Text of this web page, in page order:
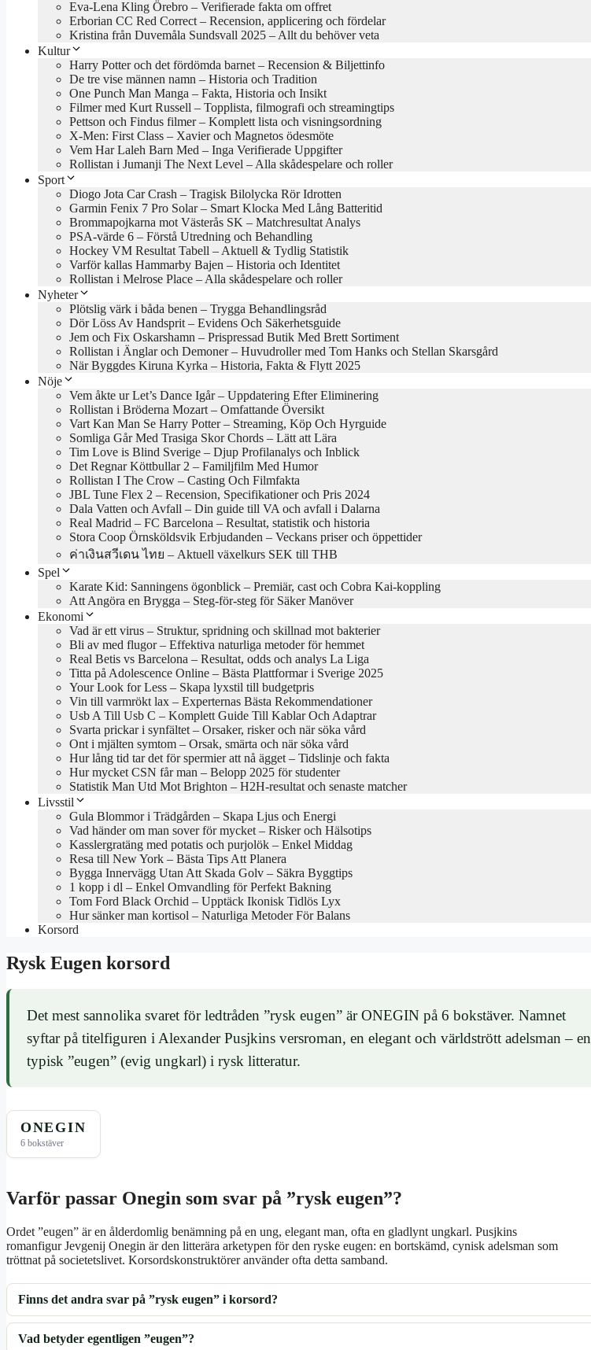
Eva-Lena Kling Örebro – Verifierade fakta om offret
Erborian CC Red Correct – Recension, applicering och fördelar
Kristina från Duvemåla Sundsvall 2025 – Allt du behöver veta
Kultur
Harry Potter och det fördömda barnet – Recension & Biljettinfo
De tre vise männen namn – Historia och Tradition
One Punch Man Manga – Fakta, Historia och Insikt
Filmer med Kurt Russell – Topplista, filmografi och streamingtips
Pettson och Findus filmer – Komplett lista och visningsordning
X-Men: First Class – Xavier och Magnetos ödesmöte
Vem Har Laleh Barn Med – Inga Verifierade Uppgifter
Rollistan i Jumanji The Next Level – Alla skådespelare och roller
Sport
Diogo Jota Car Crash – Tragisk Bilolycka Rör Idrotten
Garmin Fenix 7 Pro Solar – Smart Klocka Med Lång Batteritid
Brommapojkarna mot Västerås SK – Matchresultat Analys
PSA-värde 6 – Förstå Utredning och Behandling
Hockey VM Resultat Tabell – Aktuell & Tydlig Statistik
Varför kallas Hammarby Bajen – Historia och Identitet
Rollistan i Melrose Place – Alla skådespelare och roller
Nyheter
Plötslig värk i båda benen – Trygga Behandlingsråd
Dör Löss Av Handsprit – Evidens Och Säkerhetsguide
Jem och Fix Oskarshamn – Prispressad Butik Med Brett Sortiment
Rollistan i Änglar och Demoner – Huvudroller med Tom Hanks och Stellan Skarsgård
När Byggdes Kiruna Kyrka – Historia, Fakta & Flytt 2025
Nöje
Vem åkte ur Let’s Dance Igår – Uppdatering Efter Eliminering
Rollistan i Bröderna Mozart – Omfattande Översikt
Vart Kan Man Se Harry Potter – Streaming, Köp Och Hyrguide
Somliga Går Med Trasiga Skor Chords – Lätt att Lära
Tim Love is Blind Sverige – Djup Profilanalys och Inblick
Det Regnar Köttbullar 2 – Familjfilm Med Humor
Rollistan I The Crow – Casting Och Filmfakta
JBL Tune Flex 2 – Recension, Specifikationer och Pris 2024
Dala Vatten och Avfall – Din guide till VA och avfall i Dalarna
Real Madrid – FC Barcelona – Resultat, statistik och historia
Stora Coop Örnsköldsvik Erbjudanden – Veckans priser och öppettider
ค่าเงินสวีเดน ไทย – Aktuell växelkurs SEK till THB
Spel
Karate Kid: Sanningens ögonblick – Premiär, cast och Cobra Kai-koppling
Att Angöra en Brygga – Steg-för-steg för Säker Manöver
Ekonomi
Vad är ett virus – Struktur, spridning och skillnad mot bakterier
Bli av med flugor – Effektiva naturliga metoder för hemmet
Real Betis vs Barcelona – Resultat, odds och analys La Liga
Titta på Adolescence Online – Bästa Plattformar i Sverige 2025
Your Look for Less – Skapa lyxstil till budgetpris
Vin till varmrökt lax – Experternas Bästa Rekommendationer
Usb A Till Usb C – Komplett Guide Till Kablar Och Adaptrar
Svarta prickar i synfältet – Orsaker, risker och när söka vård
Ont i mjälten symtom – Orsak, smärta och när söka vård
Hur lång tid tar det för spermier att nå ägget – Tidslinje och fakta
Hur mycket CSN får man – Belopp 2025 för studenter
Statistik Man Utd Mot Brighton – H2H-resultat och senaste matcher
Livsstil
Gula Blommor i Trädgården – Skapa Ljus och Energi
Vad händer om man sover för mycket – Risker och Hälsotips
Kasslergratäng med potatis och purjolök – Enkel Middag
Resa till New York – Bästa Tips Att Planera
Bygga Innervägg Utan Att Skada Golv – Säkra Byggtips
1 kopp i dl – Enkel Omvandling för Perfekt Bakning
Tom Ford Black Orchid – Upptäck Ikonisk Tidlös Lyx
Hur sänker man kortisol – Naturliga Metoder För Balans
Korsord
Rysk Eugen korsord
Det mest sannolika svaret för ledtråden ”rysk eugen” är ONEGIN på 6 bokstäver. Namnet
syftar på titelfiguren i Alexander Pusjkins versroman, en elegant och världstrött adelsman – en
typisk ”eugen” (evig ungkarl) i rysk litteratur.
ONEGIN
6 bokstäver
Varför passar Onegin som svar på ”rysk eugen”?
Ordet ”eugen” är en ålderdomlig benämning på en ung, elegant man, ofta en gladlynt ungkarl. Pusjkins
romanfigur Jevgenij Onegin är den litterära arketypen för den ryske eugen: en bortskämd, cynisk adelsman som
tröttnat på societetslivet. Korsordskonstruktörer använder ofta detta samband.
Finns det andra svar på ”rysk eugen” i korsord?
Vad betyder egentligen ”eugen”?